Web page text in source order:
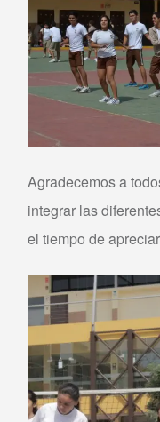
Agradecemos a
integrar las
el tiempo de